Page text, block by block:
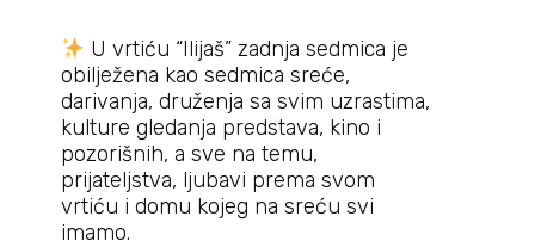
U vrtiću “Ilijaš” zadnja sedmica je
obilježena kao sedmica sreće,
darivanja, druženja sa svim uzrastima,
kulture gledanja predstava, kino i
pozorišnih, a sve na temu,
prijateljstva, ljubavi prema svom
vrtiću i domu kojeg na sreću svi
imamo.